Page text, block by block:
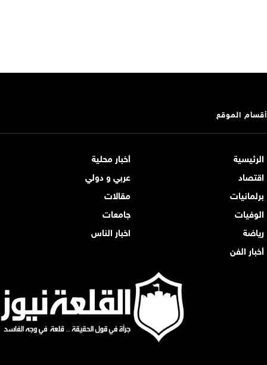
أقسام الموقع
الرئيسية
أخبار محلية
اقتصاد
عربي و دولي
برلمانيات
مقالات
الوفيات
جامعات
رياضة
اخبار الناس
أخبار الفن